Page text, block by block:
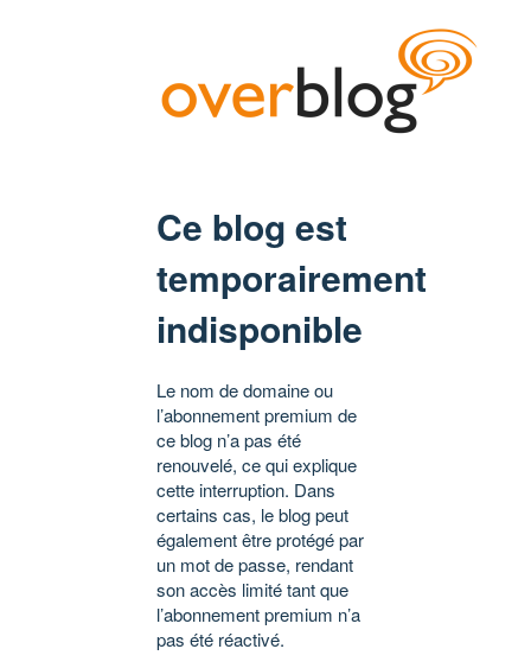
Ce blog est
temporairement
indisponible
Le nom de domaine ou
l’abonnement premium de
ce blog n’a pas été
renouvelé, ce qui explique
cette interruption. Dans
certains cas, le blog peut
également être protégé par
un mot de passe, rendant
son accès limité tant que
l’abonnement premium n’a
pas été réactivé.